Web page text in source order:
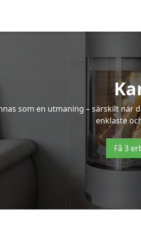
som en utmaning – särskilt
enklaste
Få 3